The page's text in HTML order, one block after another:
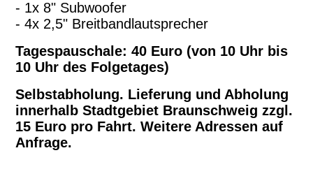
- 1x 8" Subwoofer
- 4x 2,5" Breitbandlautsprecher
Tagespauschale: 40 Euro (von 10 Uhr bis
10 Uhr des Folgetages)
Selbstabholung. Lieferung und Abholung
innerhalb Stadtgebiet Braunschweig zzgl.
15 Euro pro Fahrt. Weitere Adressen auf
Anfrage.